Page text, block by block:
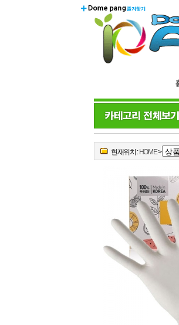
현재위치 : HOME>